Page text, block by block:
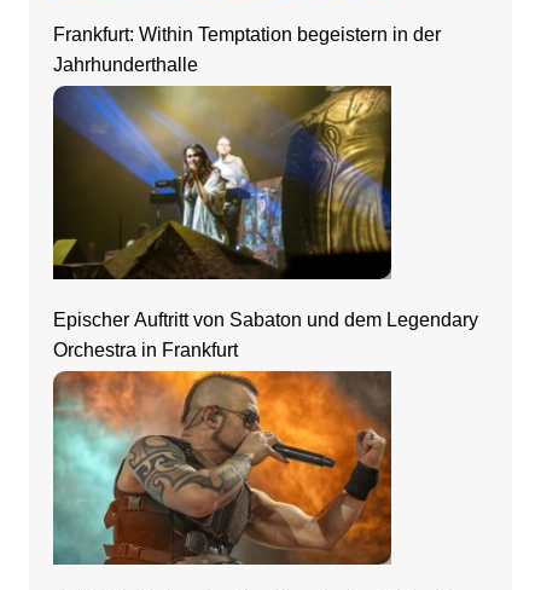
Frankfurt: Within Temptation begeistern in der
Jahrhunderthalle
Epischer Auftritt von Sabaton und dem Legendary
Orchestra in Frankfurt